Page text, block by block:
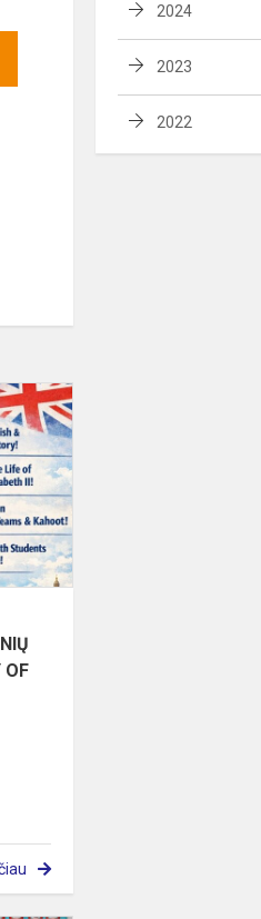
TARPTAUTINIS
ANGLŲ
KALBOS
5-
6
KLASIŲ
MOKINIŲ
KONKURSAS
OF
2024
2023
2022